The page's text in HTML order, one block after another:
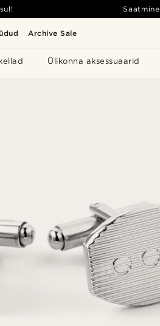
Archive Sale
Ülikonna aksessuaarid
Saatmine